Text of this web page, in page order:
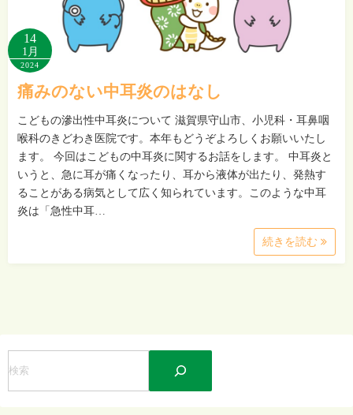
14
1月
2024
痛みのない中耳炎のはなし
こどもの滲出性中耳炎について 滋賀県守山市、小児科・耳鼻咽
喉科のきどわき医院です。本年もどうぞよろしくお願いいたし
ます。 今回はこどもの中耳炎に関するお話をします。 中耳炎と
いうと、急に耳が痛くなったり、耳から液体が出たり、発熱す
ることがある病気として広く知られています。このような中耳
炎は「急性中耳…
続きを読む
索